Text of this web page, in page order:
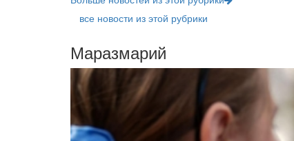
все новости из этой рубрики
Маразмарий